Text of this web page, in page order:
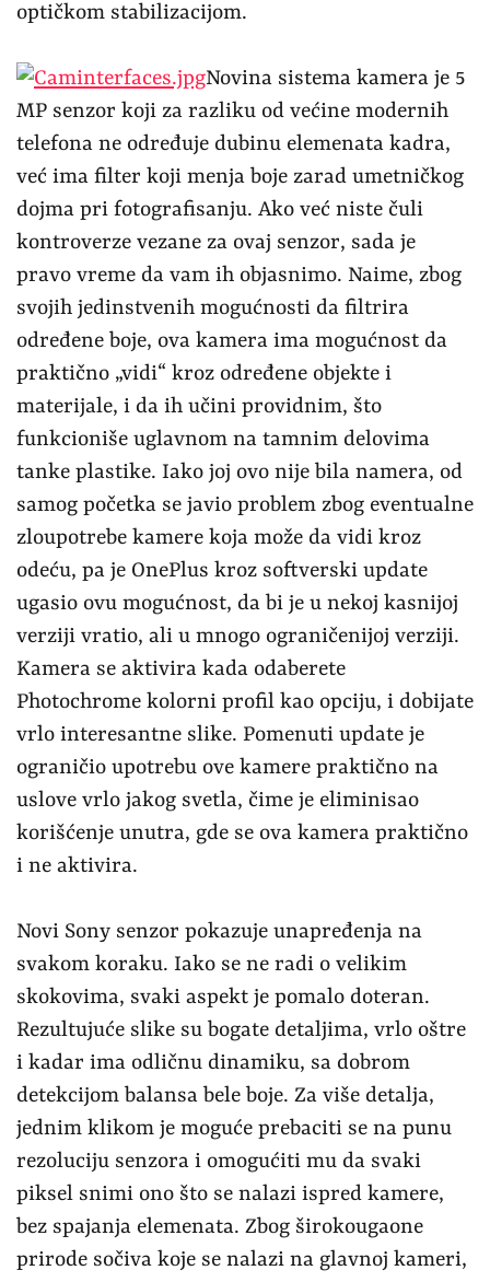
praktično „vidi“ kroz određene objekte i
funkcioniše uglavnom na tamnim delovima
tanke plastike. Iako joj ovo nije bila namera, od
samog početka se javio problem zbog eventualne
zloupotrebe kamere koja može da vidi kroz
odeću, pa je OnePlus kroz softverski update
ugasio ovu mogućnost, da bi je u nekoj kasnijoj
verziji vratio, ali u mnogo ograničenijoj verziji.
Kamera se aktivira kada odaberete
Photochrome kolorni profil kao opciju, i dobijate
vrlo interesantne slike. Pomenuti update je
ograničio upotrebu ove kamere praktično na
uslove vrlo jakog svetla, čime je eliminisao
korišćenje unutra, gde se ova kamera praktično
i ne aktivira.
Novi Sony senzor pokazuje unapređenja na
svakom koraku. Iako se ne radi o velikim
skokovima, svaki aspekt je pomalo doteran.
Rezultujuće slike su bogate detaljima, vrlo oštre
i kadar ima odličnu dinamiku, sa dobrom
detekcijom balansa bele boje. Za više detalja,
jednim klikom je moguće prebaciti se na punu
rezoluciju senzora i omogućiti mu da svaki
piksel snimi ono što se nalazi ispred kamere,
bez spajanja elemenata. Zbog širokougaone
prisutne su distorzije pri ivicama kadra, pa
treba povesti računa da vam nečije lice ne bude
u ovim oblastima kako ne bi izgledalo
neprirodno izduženo.